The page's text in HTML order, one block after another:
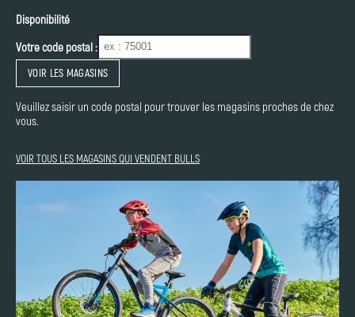
Disponibilité
Votre code postal :
VOIR LES MAGASINS
Veuillez saisir un code postal pour trouver les magasins proches de chez
vous.
VOIR TOUS LES MAGASINS QUI VENDENT BULLS